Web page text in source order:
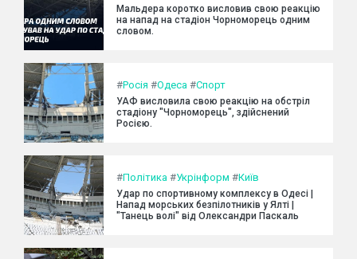
Мальдера коротко висловив свою реакцію
на напад на стадіон Чорноморець одним
словом.
#Росія #Одеса #Спорт
УАФ висловила свою реакцію на обстріл
стадіону "Чорноморець", здійснений
Росією.
#Політика #Укрінформ #Київ
Удар по спортивному комплексу в Одесі |
Напад морських безпілотників у Ялті |
"Танець волі" від Олександри Паскаль